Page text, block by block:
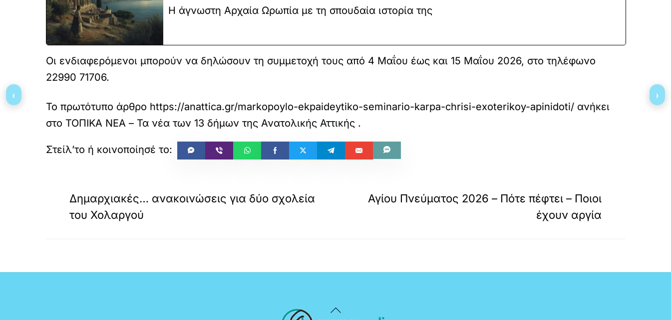
Η άγνωστη Αρχαία Ωρωπία με τη σπουδαία ιστορία της
Οι ενδιαφερόμενοι μπορούν να δηλώσουν τη συμμετοχή τους από 4 Μαΐου έως και 15 Μαΐου 2026, στο τηλέφωνο
22990 71706.
Το πρωτότυπο άρθρο https://anattica.gr/markopoylo-ekpaideytiko-seminario-karpa-chrisi-exoterikoy-apinidoti/ ανήκει
στο ΤΟΠΙΚΑ ΝΕΑ – Τα νέα των 13 δήμων της Ανατολικής Αττικής .
Δημαρχιακές… ανακοινώσεις για δύο σχολεία
του Χολαργού
Αγίου Πνεύματος 2026 – Πότε πέφτει – Ποιοι
έχουν αργία
Back
‹ ›